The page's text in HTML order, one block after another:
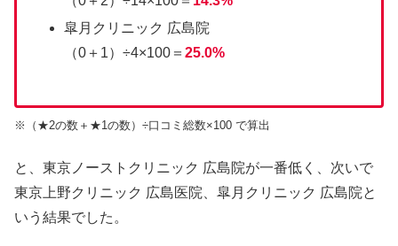
皐月クリニック 広島院
（0＋1）÷4×100＝25.0%
※（★2の数＋★1の数）÷口コミ総数×100 で算出
と、東京ノーストクリニック 広島院が一番低く、次いで
東京上野クリニック 広島医院、皐月クリニック 広島院と
いう結果でした。